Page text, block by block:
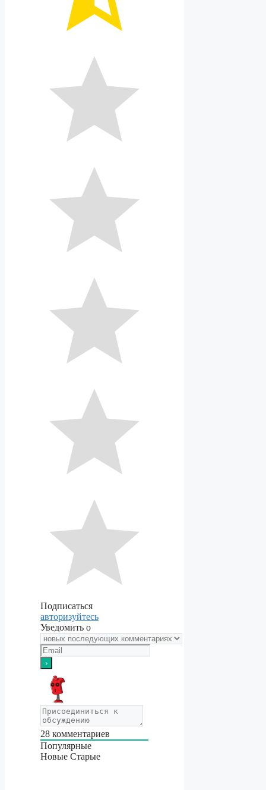
Подписаться
авторизуйтесь
Уведомить о
28 комментариев
Популярные
Новые Старые